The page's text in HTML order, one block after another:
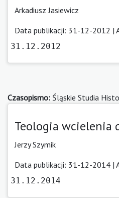
Arkadiusz Jasiewicz
Data publikacji: 31-12-2012 |
31.12.2012
Czasopismo: Śląskie Studia
Teologia wcielenia
Jerzy Szymik
Data publikacji: 31-12-2014 |
31.12.2014